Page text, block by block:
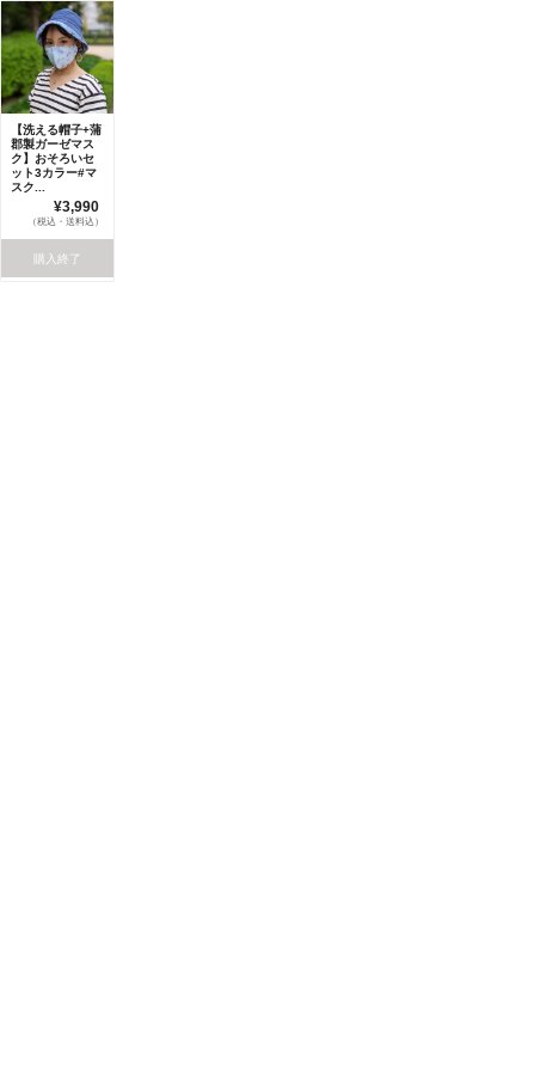
【洗える帽子+蒲
郡製ガーゼマス
ク】おそろいセ
ット3カラー#マ
スク...
¥3,990
（税込・送料込）
購入終了